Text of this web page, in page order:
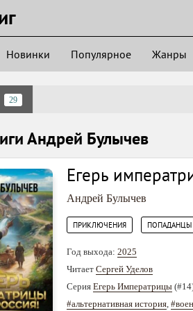
Новинки Популярное Жанры
29
Андрей Булычев
Егерь
Андрей Булычев
ПРИКЛЮЧЕНИЯ ПОПАДАНЦЫ
Год выхода: 2025
Читает Сергей Уделов
Серия Егерь Императрицы
#альтернативная история,